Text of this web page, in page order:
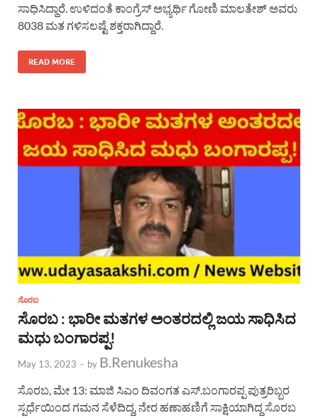
ಸಾಧಿಸಿದ್ದಾರೆ. ಉಳಿದಂತೆ ಕಾಂಗ್ರೆಸ್ ಅಭ್ಯರ್ಥಿ ಗೋಣಿ ಮಾಲತೇಶ್ ಅವರು
8038 ಮತ ಗಳಿಸಲಷ್ಟೆ ಶಕ್ತರಾಗಿದ್ದಾರೆ.
READ MORE
ಸೊರಬ
ಸೊರಬ : ಭಾರೀ ಮತಗಳ ಅಂತರದಲ್ಲಿ ಜಯ ಸಾಧಿಸಿದ
ಮಧು ಬಂಗಾರಪ್ಪ!
May 13, 2023 - by B.Renukesha
ಸೊರಬ, ಮೇ 13: ಮಾಜಿ ಸಿಎಂ ದಿವಂಗತ ಎಸ್.ಬಂಗಾರಪ್ಪ ಪುತ್ರರಿಬ್ಬರ
ಸ್ಪರ್ಧೆಯಿಂದ ಗಮನ ಸೆಳೆದಿದ್ದ, ನೇರ ಹಣಾಹಣಿಗೆ ಸಾಕ್ಷಿಯಾಗಿದ್ದ ಸೊರಬ